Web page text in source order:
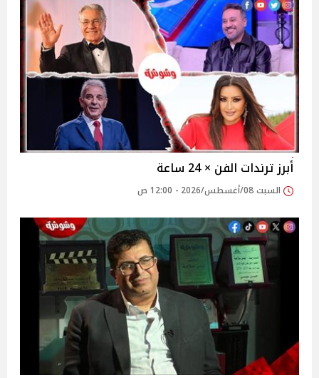
أبرز ترندات الفن × 24 ساعة
السبت 08/أغسطس/2026 - 12:00 ص